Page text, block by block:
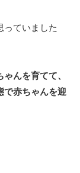
っていました
んを育てて、
で赤ちゃんを迎